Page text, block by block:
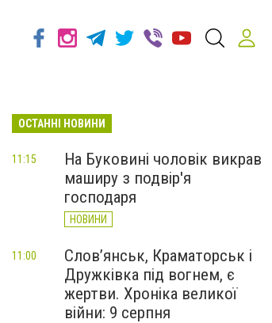
ОСТАННІ НОВИНИ
На Буковині чоловік викрав
маширу з подвір'я
господаря
НОВИНИ
11:15
Слов’янськ, Краматорськ і
Дружківка під вогнем, є
жертви. Хроніка великої
війни: 9 серпня
11:00